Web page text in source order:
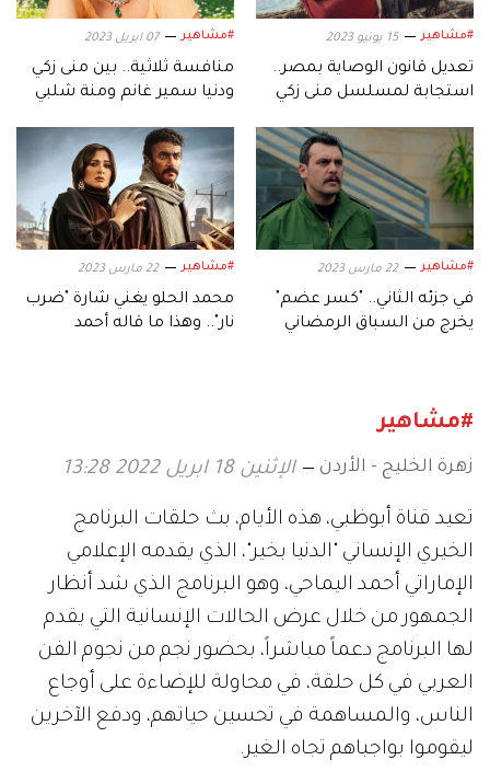
#مشاهير 15 يونيو 2023
تعديل قانون الوصاية بمصر..
استجابة لمسلسل منى زكي
#مشاهير 07 ابريل 2023
منافسة ثلاثية.. بين منى زكي
ودنيا سمير غانم ومنة شلبي
#مشاهير 22 مارس 2023
في جزئه الثاني.. "كسر عضم"
يخرج من السباق الرمضاني
#مشاهير 22 مارس 2023
محمد الحلو يغني شارة "ضرب
نار".. وهذا ما قاله أحمد
#مشاهير
زهرة الخليج - الأردن الإثنين 18 ابريل 2022 13:28
تعيد قناة أبوظبي، هذه الأيام، بث حلقات البرنامج
الخيري الإنساني "الدنيا بخير"، الذي يقدمه الإعلامي
الإماراتي أحمد اليماحي، وهو البرنامج الذي شد أنظار
الجمهور من خلال عرض الحالات الإنسانية التي يقدم
لها البرنامج دعماً مباشراً، بحضور نجم من نجوم الفن
العربي في كل حلقة، في محاولة للإضاءة على أوجاع
الناس، والمساهمة في تحسين حياتهم، ودفع الآخرين
ليقوموا بواجباهم تجاه الغير.